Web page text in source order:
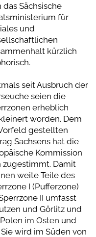
das Sächsische
für
und
kürzlich
seit Ausbruch der
seien die
erheblich
worden. Dem
gestellten
Sachsens hat die
Kommission
zugestimmt. Damit
weite Teile des
I (Pufferzone)
II umfasst
und Görlitz und
im Osten und
wird im Süden von